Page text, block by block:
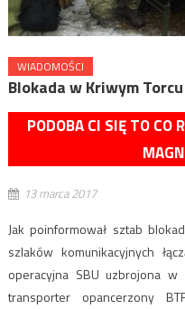
WIADOMOŚCI
Blokada w Kriwym
PODOBA CI SIĘ TO CO
13 marca 2017
Jak poinformował sztab
szlaków komunikacyjnych
operacyjna SBU uzbrojona
transporter opancerzony